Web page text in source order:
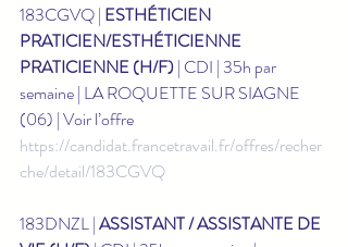
183CGVQ | ESTHÉTICIEN
PRATICIEN/ESTHÉTICIENNE
PRATICIENNE (H/F) | CDI | 35h par
semaine | LA ROQUETTE SUR SIAGNE
(06) | Voir l’offre
https://candidat.francetravail.fr/offres/recher
che/detail/183CGVQ
183DNZL | ASSISTANT / ASSISTANTE DE